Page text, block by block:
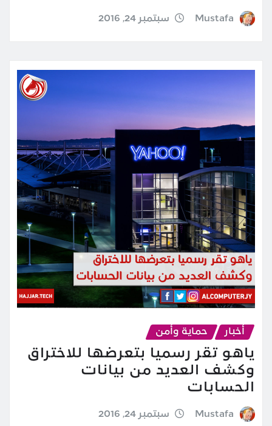
Mustafa سبتمبر 24, 2016
أخبار حماية وأمن
ياهو تقر رسميا بتعرضها للاختراق
وكشف العديد من بيانات
الحسابات
Mustafa سبتمبر 24, 2016